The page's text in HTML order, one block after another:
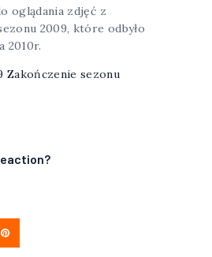
oglądania zdjęć z
2009, które odbyło
2010r.
Zakończenie sezonu